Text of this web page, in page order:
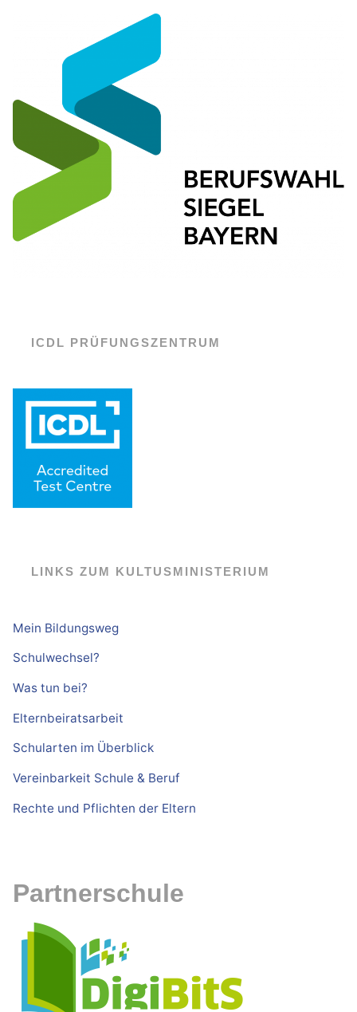
ICDL PRÜFUNGSZENTRUM
LINKS ZUM KULTUSMINISTERIUM
Mein Bildungsweg
Schulwechsel?
Was tun bei?
Elternbeiratsarbeit
Schularten im Überblick
Vereinbarkeit Schule & Beruf
Rechte und Pflichten der Eltern
Partnerschule